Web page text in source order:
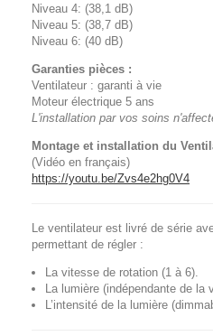
Niveau 4: (38,1 dB)
Niveau 5: (38,7 dB)
Niveau 6: (40 dB)
Garanties pièces :
Ventilateur : garanti à vie
Moteur électrique 5 ans
L'installation par vos soins
Montage et installation du
(Vidéo en français)
https://youtu.be/Zvs4e2hg0V4
Le ventilateur est livré de série
permettant de régler :
La vitesse de rotation (1 à 6).
La lumière (indépendante de la
L’intensité de la lumière